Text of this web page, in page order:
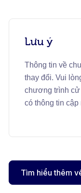
Lưu ý
Thông tin về
thay đổi. Vui
chương trình cử
có thông tin cập
Tìm hiểu thêm